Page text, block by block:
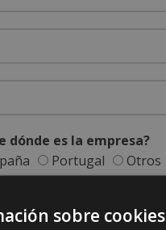
dónde es la empresa?
Portugal Otros
sobre cookies